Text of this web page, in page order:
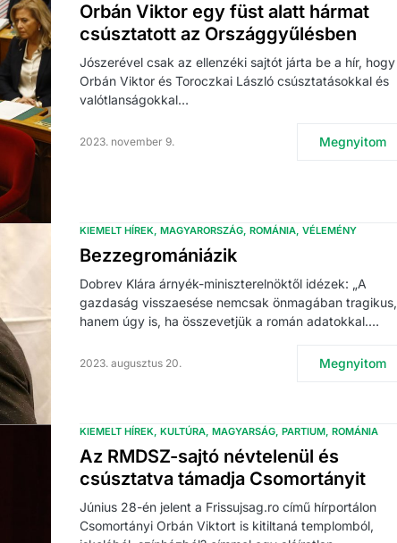
Orbán Viktor egy füst alatt hármat
csúsztatott az Országgyűlésben
Jószerével csak az ellenzéki sajtót járta be a hír, hogy
Orbán Viktor és Toroczkai László csúsztatásokkal és
valótlanságokkal…
2023. november 9. Megnyitom
KIEMELT HÍREK MAGYARORSZÁG ROMÁNIA VÉLEMÉNY
Bezzegromániázik
Dobrev Klára árnyék-miniszterelnöktől idézek: „A
gazdaság visszaesése nemcsak önmagában tragikus,
hanem úgy is, ha összevetjük a román adatokkal.…
2023. augusztus 20. Megnyitom
KIEMELT HÍREK KULTÚRA MAGYARSÁG PARTIUM ROMÁNIA
Az RMDSZ-sajtó névtelenül és
csúsztatva támadja Csomortányit
Június 28-én jelent a Frissujsag.ro című hírportálon
Csomortányi Orbán Viktort is kitiltaná templomból,